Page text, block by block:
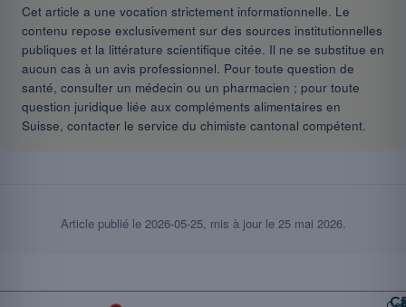
Cet article a une vocation strictement informationnelle. Le
contenu repose exclusivement sur des sources institutionnelles
publiques et la littérature scientifique citée. Il ne se substitue en
aucun cas à un avis professionnel. Pour toute question de
santé, consulter un médecin ou un pharmacien ; pour toute
question juridique liée aux compléments alimentaires en
Suisse, contacter le service du chimiste cantonal compétent.
Article publié le 2026-05-25, mis à jour le 25 mai 2026.